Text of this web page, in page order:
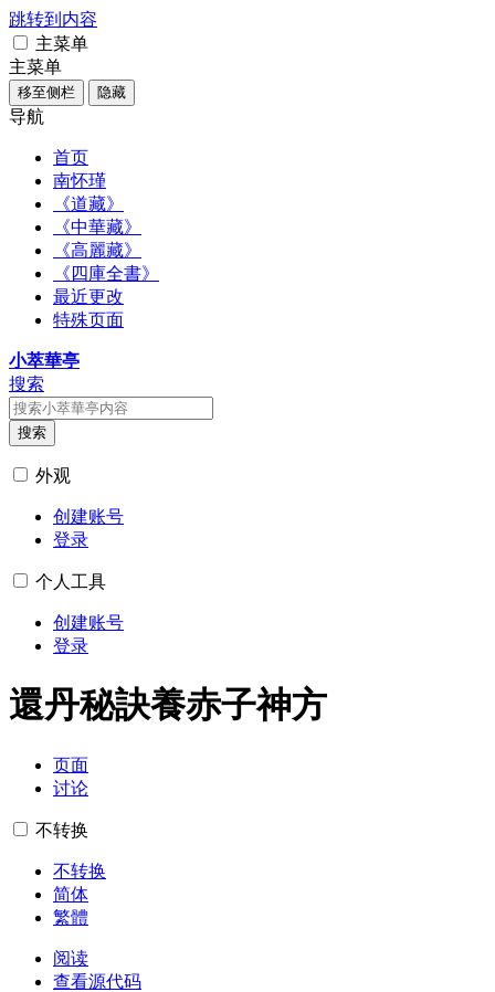
跳转到内容
主菜单
主菜单
移至侧栏 隐藏
导航
首页
南怀瑾
《道藏》
《中華藏》
《高麗藏》
《四庫全書》
最近更改
特殊页面
小萃華亭
搜索
搜索
外观
创建账号
登录
个人工具
创建账号
登录
還丹秘訣養赤子神方
页面
讨论
不转换
不转换
简体
繁體
阅读
查看源代码